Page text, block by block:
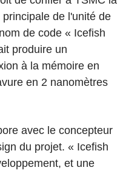
de l'unité de
de code « Icefish
produire un
à la mémoire en
en 2 nanomètres
avec le concepteur
du projet. « Icefish
et une